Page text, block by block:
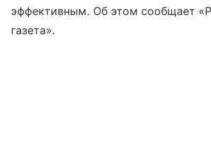
эффективным. Об этом сообщает
газета».